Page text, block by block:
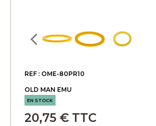
REF : OME-80PR10
OLD MAN EMU
EN STOCK
20,75 € TTC